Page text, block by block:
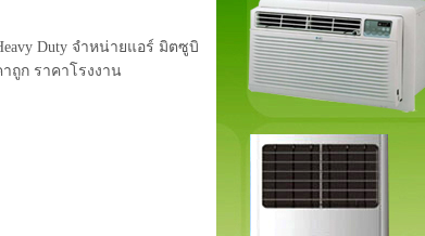
Duty จำหน่ายแอร์ มิตซูบิ
าถูก ราคาโรงงาน